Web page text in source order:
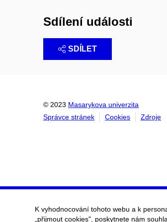
Sdílení události
SDÍLET
© 2023 Masarykova univerzita
Správce stránek
Cookies Zdroje
K vyhodnocování tohoto webu a k
„přijmout cookies", poskytnete nám